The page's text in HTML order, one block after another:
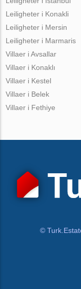
Leiligheter i Konakli
Leiligheter i Mersin
Leiligheter i Marmaris
Villaer i Avsallar
Villaer i Konaklı
Villaer i Kestel
Villaer i Belek
Villaer i Fethiye
©